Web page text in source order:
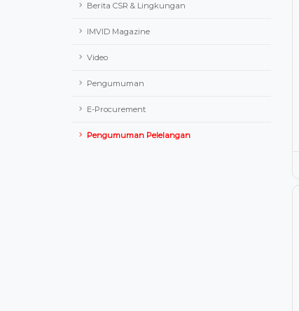
Berita CSR & Lingkungan
IMVID Magazine
Video
Pengumuman
E-Procurement
Pengumuman Pelelangan